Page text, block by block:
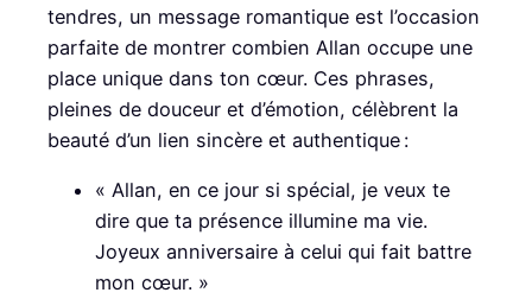
tendres, un message romantique est l’occasion
parfaite de montrer combien Allan occupe une
place unique dans ton cœur. Ces phrases,
pleines de douceur et d’émotion, célèbrent la
beauté d’un lien sincère et authentique :
« Allan, en ce jour si spécial, je veux te
dire que ta présence illumine ma vie.
Joyeux anniversaire à celui qui fait battre
mon cœur. »